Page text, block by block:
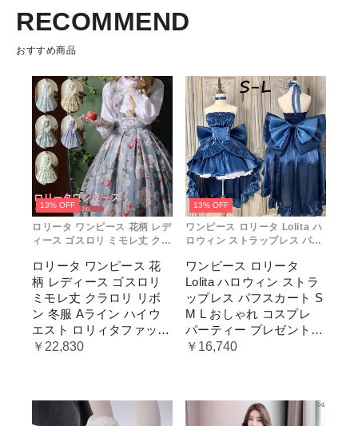
RECOMMEND
おすすめ商品
13% OFF
ロリータ ワンピース 花柄 レデ
ィース ゴスロリ ミモレ丈 クラ
ウエスト ロリィタファッショ
ン レトロ風 クラシカル 上品
かわいい 日常着 通勤 お出かけ
仮 通学
ロリータ ワンピース 花
柄 レディース ゴスロリ
ミモレ丈 クラロリ リボ
ン 冬服 Aライン ハイウ
エスト ロリィタファッシ
ョン レトロ風 クラシカ
￥22,830
13% OFF
ワンピース ロリータ Lolita ハ
ロウィン ストラップレス パフ
プレ パーティー プレゼント レ
ディース コスチューム プリン
セス ロマンティック ブル ドレ
ス
ワンピース ロリータ
Lolita ハロウィン ストラ
ップレス パフスカート S
M L おしゃれ コスプレ
パーティー プレゼント
レディース コスチューム
￥16,740